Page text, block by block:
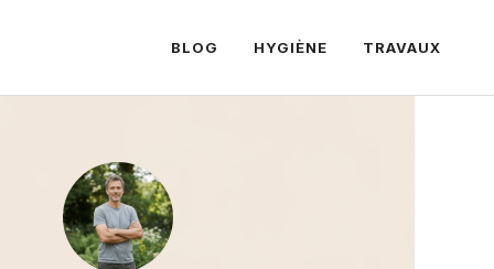
BLOG HYGIÈNE TRAVAUX